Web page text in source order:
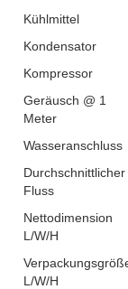
Kühlmittel
Kondensator
Kompressor
Geräusch @ 1
Meter
Wasseranschluss
Durchschnittlicher
Fluss
Nettodimension
L/W/H
L/W/H